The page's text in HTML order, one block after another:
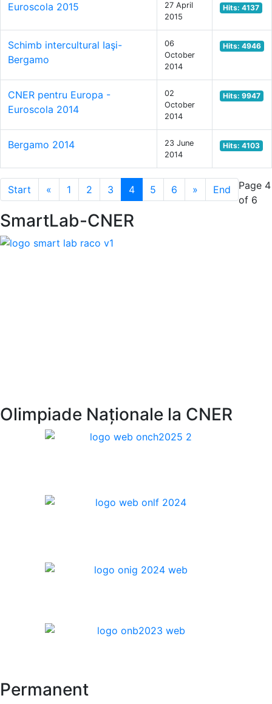
Euroscola 2015
27 April
2015
Hits: 4137
Schimb intercultural Iaşi-
Bergamo
06
October
2014
Hits: 4946
CNER pentru Europa -
Euroscola 2014
02
October
2014
Hits: 9947
Bergamo 2014
23 June
2014
Hits: 4103
Start « 1 2 3 4 5 6 » End
Page 4
of 6
SmartLab-CNER
Olimpiade Naționale la CNER
Permanent